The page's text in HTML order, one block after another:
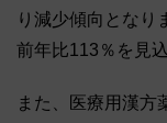
り減少傾向となり
前年比113％を見
また、医療用漢方